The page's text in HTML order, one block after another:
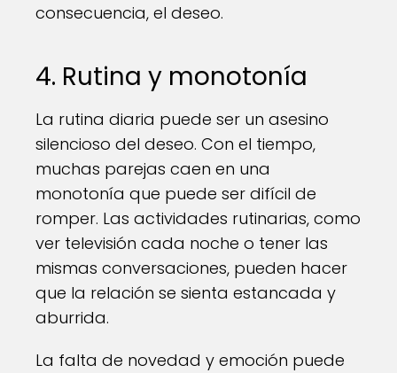
consecuencia, el deseo.
4. Rutina y monotonía
La rutina diaria puede ser un asesino
silencioso del deseo. Con el tiempo,
muchas parejas caen en una
monotonía que puede ser difícil de
romper. Las actividades rutinarias, como
ver televisión cada noche o tener las
mismas conversaciones, pueden hacer
que la relación se sienta estancada y
aburrida.
La falta de novedad y emoción puede